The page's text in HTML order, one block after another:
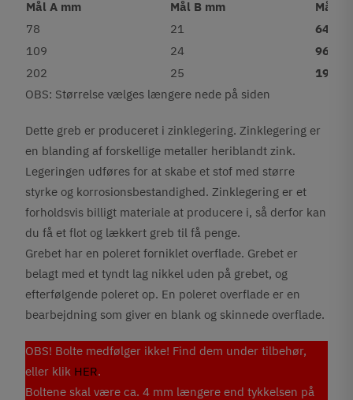
Mål A mm Mål B mm
Mål C
78
21
64
109
24
96
202
25
192
OBS: Størrelse vælges længere nede på siden
Dette greb er produceret i zinklegering. Zinklegering er
en blanding af forskellige metaller heriblandt zink.
Legeringen udføres for at skabe et stof med større
styrke og korrosionsbestandighed. Zinklegering er et
forholdsvis billigt materiale at producere i, så derfor kan
du få et flot og lækkert greb til få penge.
Grebet har en poleret forniklet overflade. Grebet er
belagt med et tyndt lag nikkel uden på grebet, og
efterfølgende poleret op. En poleret overflade er en
bearbejdning som giver en blank og skinnede overflade.
OBS! Bolte medfølger ikke! Find dem under tilbehør,
eller klik HER.
Boltene skal være ca. 4 mm længere end tykkelsen på